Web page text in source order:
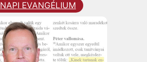
NAPI EVANGÉLIUM